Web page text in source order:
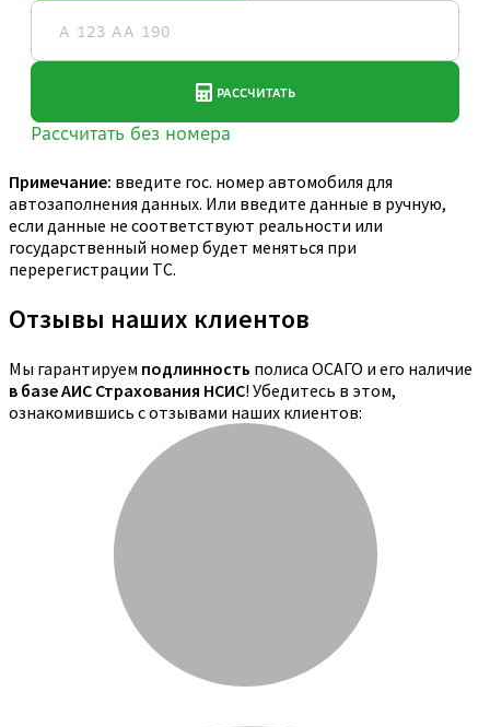
Примечание: введите гос. номер автомобиля для
автозаполнения данных. Или введите данные в ручную,
если данные не соответствуют реальности или
государственный номер будет меняться при
перерегистрации ТС.
Отзывы наших клиентов
Мы гарантируем подлинность полиса ОСАГО и его наличие
в базе АИС Страхования НСИС! Убедитесь в этом,
ознакомившись с отзывами наших клиентов: